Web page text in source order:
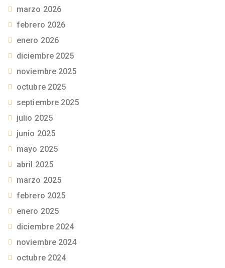
marzo 2026
febrero 2026
enero 2026
diciembre 2025
noviembre 2025
octubre 2025
septiembre 2025
julio 2025
junio 2025
mayo 2025
abril 2025
marzo 2025
febrero 2025
enero 2025
diciembre 2024
noviembre 2024
octubre 2024